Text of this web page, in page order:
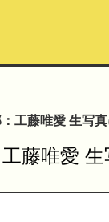
工藤唯愛 生写
藤唯愛